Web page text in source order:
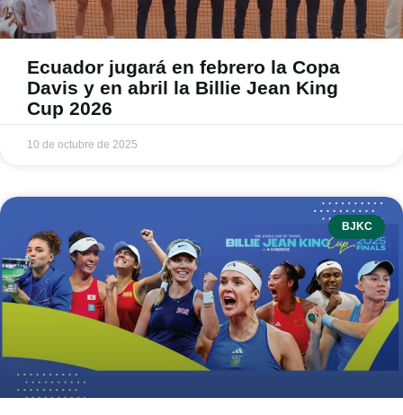
Ecuador jugará en febrero la Copa
Davis y en abril la Billie Jean King
Cup 2026
10 de octubre de 2025
BJKC